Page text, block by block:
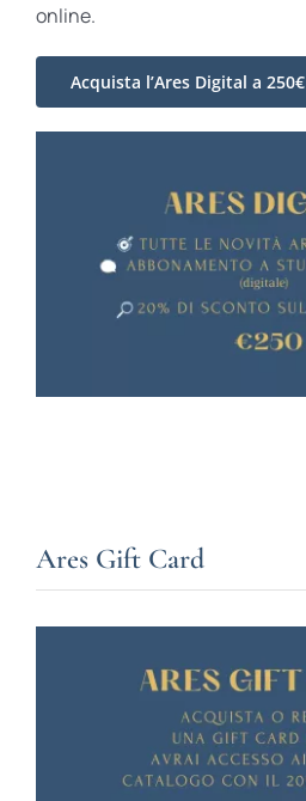
online.
Acquista l’Ares Digital a 250€
Ares Gift Card